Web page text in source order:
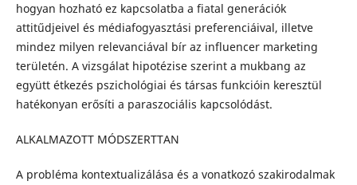
hogyan hozható ez kapcsolatba a fiatal generációk
attitűdjeivel és médiafogyasztási preferenciáival, illetve
mindez milyen relevanciával bír az influencer marketing
területén. A vizsgálat hipotézise szerint a mukbang az
együtt étkezés pszichológiai és társas funkcióin keresztül
hatékonyan erősíti a paraszociális kapcsolódást.
ALKALMAZOTT MÓDSZERTTAN
A probléma kontextualizálása és a vonatkozó szakirodalmak